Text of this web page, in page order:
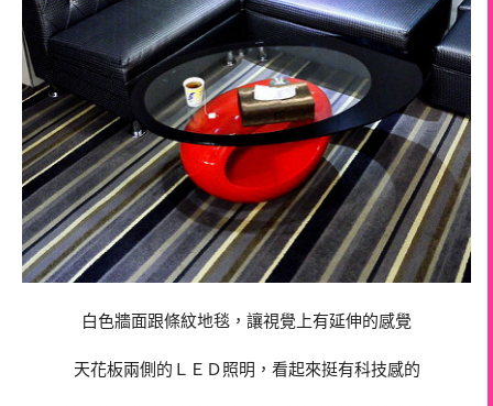
白色牆面跟條紋地毯，讓視覺上有延伸的感覺
天花板兩側的ＬＥＤ照明，看起來挺有科技感的